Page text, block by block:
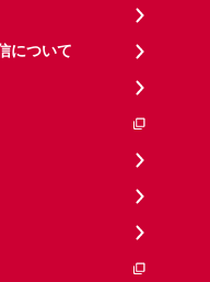
について